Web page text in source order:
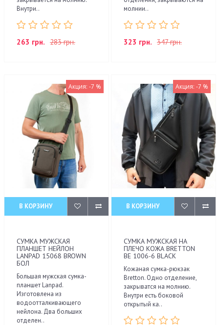
Внутри..
263 грн. 283 грн.
молнии..
323 грн. 347 грн.
Акция: -7 %
В КОРЗИНУ
СУМКА МУЖСКАЯ
ПЛАНШЕТ НЕЙЛОН
LANPAD 15068 BROWN
БОЛ
Большая мужская сумка-
планшет Lanpad.
Изготовлена из
водоотталкивающего
нейлона. Два больших
отделен..
Акция: -7 %
В КОРЗИНУ
СУМКА МУЖСКАЯ НА
ПЛЕЧО КОЖА BRETTON
BE 1006-6 BLACK
Кожаная сумка-рюкзак
Bretton. Одно отделение,
закрыватся на молнию.
Внутри есть боковой
открытый ка..